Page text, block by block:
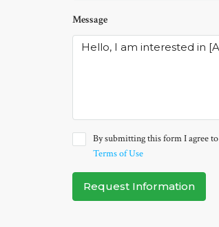
Message
By submitting this form I agree to
Terms of Use
Request Information